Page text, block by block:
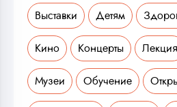
Выставки Детям
Кино Концерты Лекция
Музеи Обучение